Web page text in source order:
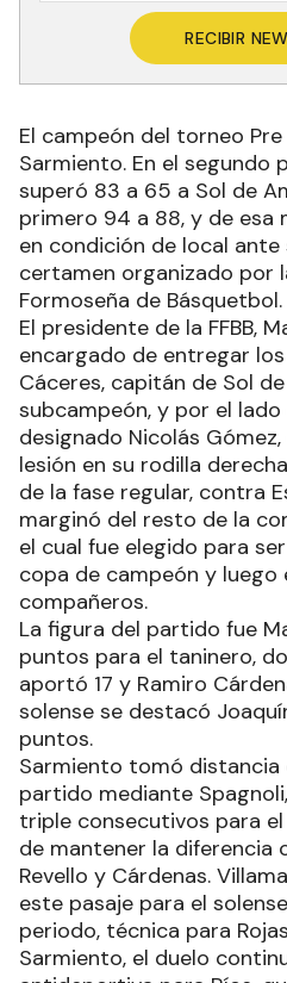
RECIBIR
El campeón del torneo
Sarmiento. En el segundo
superó 83 a 65 a Sol de
primero 94 a 88, y de
en condición de local ante
certamen organizado por
Formoseña de Básquetbol.
El presidente de la FFBB,
encargado de entregar
Cáceres, capitán de Sol
subcampeón, y por el
designado Nicolás
lesión en su rodilla
de la fase regular, contra
marginó del resto de la
el cual fue elegido para
copa de campeón y luego
compañeros.
La figura del partido fue
puntos para el taninero,
aportó 17 y Ramiro
solense se destacó
puntos.
Sarmiento tomó distancia
partido mediante
triple consecutivos para
de mantener la diferencia
Revello y Cárdenas.
este pasaje para el
periodo, técnica para
Sarmiento, el duelo